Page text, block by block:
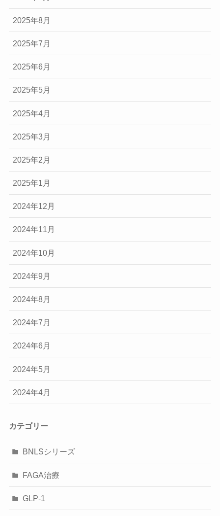
2025年8月
2025年7月
2025年6月
2025年5月
2025年4月
2025年3月
2025年2月
2025年1月
2024年12月
2024年11月
2024年10月
2024年9月
2024年8月
2024年7月
2024年6月
2024年5月
2024年4月
カテゴリー
BNLSシリーズ
FAGA治療
GLP-1